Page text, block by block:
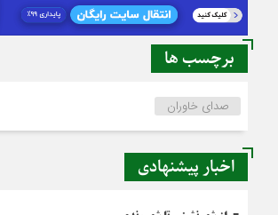
برچسب ها
صدای خاوران
اخبار پیشنهادی